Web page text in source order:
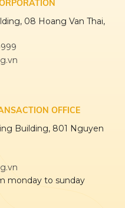
08 Hoang Van Thai,
OFFICE
Building, 801 Nguyen
monday to sunday